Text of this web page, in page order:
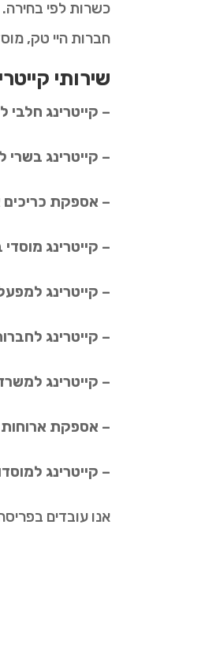
כשרות לפי
חברות היי טק,
שירותי
– קייטרינג
– קייטרינג
– אספקת כריכים
– קייטרינג
– קייטרינג
– קייטרינג
– קייטרינג
– אספקת ארוחות
– קייטרינג
אנו עובדים